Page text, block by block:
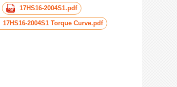
17HS16-2004S1.pdf
17HS16-2004S1 Torque Curve.pdf